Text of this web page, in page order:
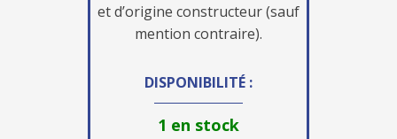
et d’origine constructeur (sauf
mention contraire).
DISPONIBILITÉ :
1 en stock